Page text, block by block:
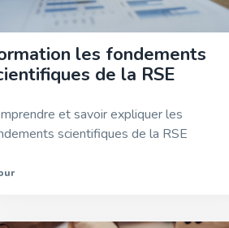
les fondements
de la RSE
et savoir expliquer les
scientifiques de la RSE